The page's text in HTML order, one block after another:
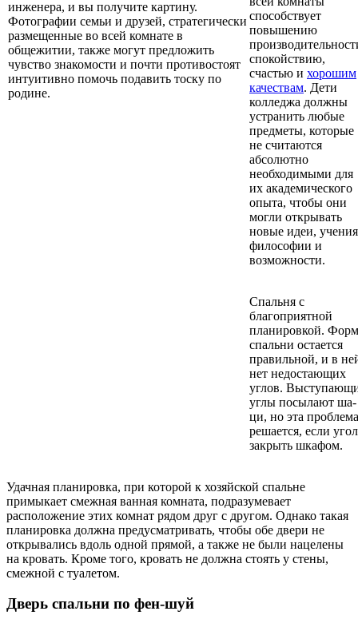
инженера, и вы получите картину.
Фотографии семьи и друзей, стратегически
размещенные во всей комнате в
общежитии, также могут предложить
чувство знакомости и почти противостоят
интуитивно помочь подавить тоску по
родине.
способствует
повышению
спокойствию,
счастью и хорошим
качествам. Дети
колледжа должны
устранить любые
предметы, которые
не считаются
абсолютно
необходимыми для
их академического
опыта, чтобы они
могли открывать
новые идеи,
философии и
возможности.
Спальня с
благоприятной
планировкой.
спальни остается
правильной, и в
нет недостающих
углов.
углы посылают ша-
ци, но эта проблема
решается, если угол
закрыть шкафом.
Удачная планировка, при которой к хозяйской спальне
примыкает смежная ванная комната, подразумевает
расположение этих комнат рядом друг с другом. Однако такая
планировка должна предусматривать, чтобы обе двери не
открывались вдоль одной прямой, а также не были нацелены
на кровать. Кроме того, кровать не должна стоять у стены,
смежной с туалетом.
Дверь спальни по фен-шуй